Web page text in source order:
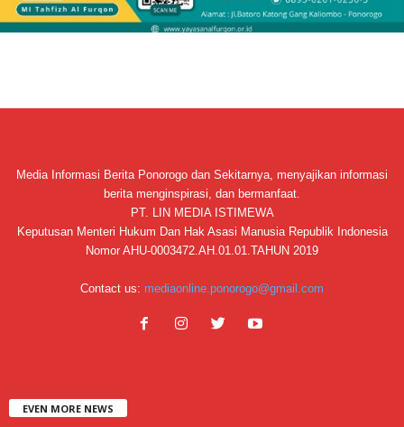
Media Informasi Berita Ponorogo dan Sekitarnya, menyajikan informasi
berita menginspirasi, dan bermanfaat.
PT. LIN MEDIA ISTIMEWA
Keputusan Menteri Hukum Dan Hak Asasi Manusia Republik Indonesia
Nomor AHU-0003472.AH.01.01.TAHUN 2019
Contact us: mediaonline.ponorogo@gmail.com
EVEN MORE NEWS